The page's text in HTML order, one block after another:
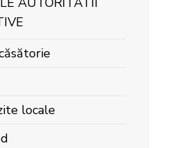
locale